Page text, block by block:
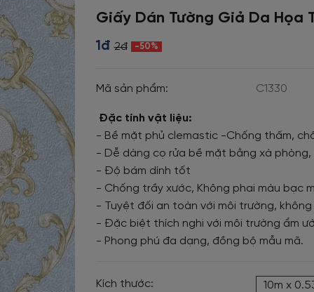
Giấy Dán Tường Giả Da Họa
1đ 2đ -50%
Mã sản phẩm: C1330
Đặc tính vật liệu:
- Bề mặt phủ clemastic -Chống thấm,
- Dễ dàng cọ rửa bề mặt bằng xà phòng,
- Độ bám dính tốt
- Chống trầy xước, Không phai màu bạc
- Tuyệt đối an toàn với môi trường,
- Đặc biệt thích nghi với môi trường ẩm
- Phong phú đa dạng, đồng bộ mẫu mã.
Kích thước:
10m x